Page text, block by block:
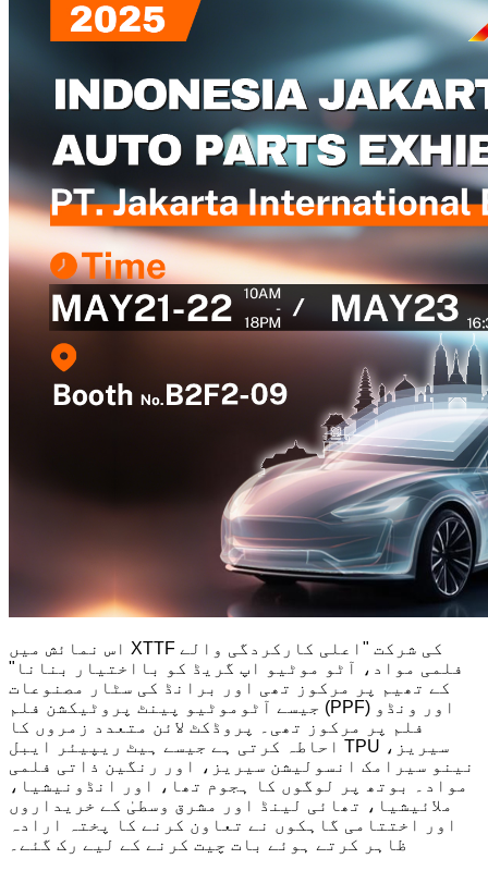
اس نمائش میں XTTF کی شرکت "اعلی کارکردگی والے
فلمی مواد، آٹو موٹیو اپ گریڈ کو بااختیار بنانا"
کے تھیم پر مرکوز تھی اور برانڈ کی سٹار مصنوعات
جیسے آٹوموٹیو پینٹ پروٹیکشن فلم (PPF) اور ونڈو
فلم پر مرکوز تھی۔ پروڈکٹ لائن متعدد زمروں کا
احاطہ کرتی ہے جیسے ہیٹ ریپیئر ایبل TPU سیریز،
نینو سیرامک ​​انسولیشن سیریز، اور رنگین ذاتی فلمی
مواد۔ بوتھ پر لوگوں کا ہجوم تھا، اور انڈونیشیا،
ملائیشیا، تھائی لینڈ اور مشرق وسطیٰ کے خریداروں
اور اختتامی گاہکوں نے تعاون کرنے کا پختہ ارادہ
ظاہر کرتے ہوئے بات چیت کرنے کے لیے رک گئے۔